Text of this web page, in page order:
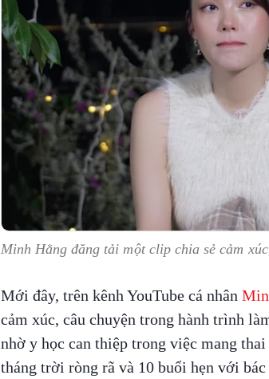
Minh Hằng đăng tải một clip chia sẻ cảm
Mới đây, trên kênh YouTube cá nhân
cảm xúc, câu chuyện trong hành trình
nhờ y học can thiệp trong việc mang
tháng trời ròng rã và 10 buổi hẹn với